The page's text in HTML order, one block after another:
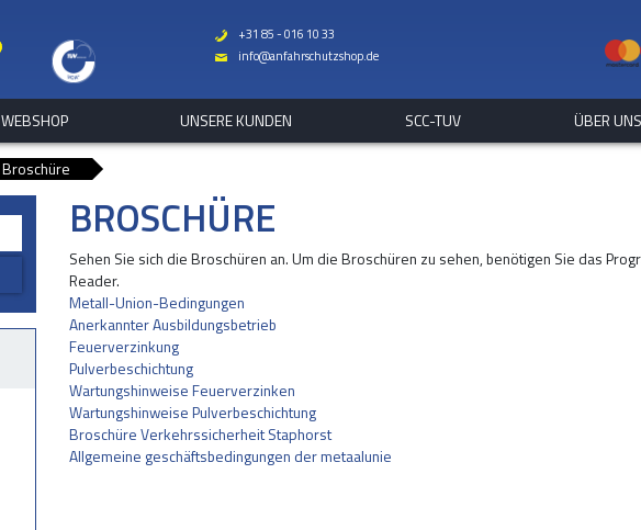
b +31 85 - 016 10 33
% info@anfahrschutzshop.de
WEBSHOP UNSERE KUNDEN SCC-TUV ÜBER UNS
Broschüre
BROSCHÜRE
Sehen Sie sich die Broschüren an. Um die Broschüren zu sehen, benötigen Sie das
Reader.
Metall-Union-Bedingungen
Anerkannter Ausbildungsbetrieb
Feuerverzinkung
Pulverbeschichtung
Wartungshinweise Feuerverzinken
Wartungshinweise Pulverbeschichtung
Broschüre Verkehrssicherheit Staphorst
Allgemeine geschäftsbedingungen der metaalunie